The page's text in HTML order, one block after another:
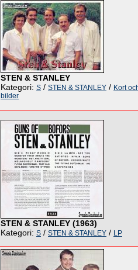
STEN & STANLEY
Kategori: S / STEN & STANLEY / Kort
bilder
STEN & STANLEY (1963)
Kategori: S / STEN & STANLEY / LP